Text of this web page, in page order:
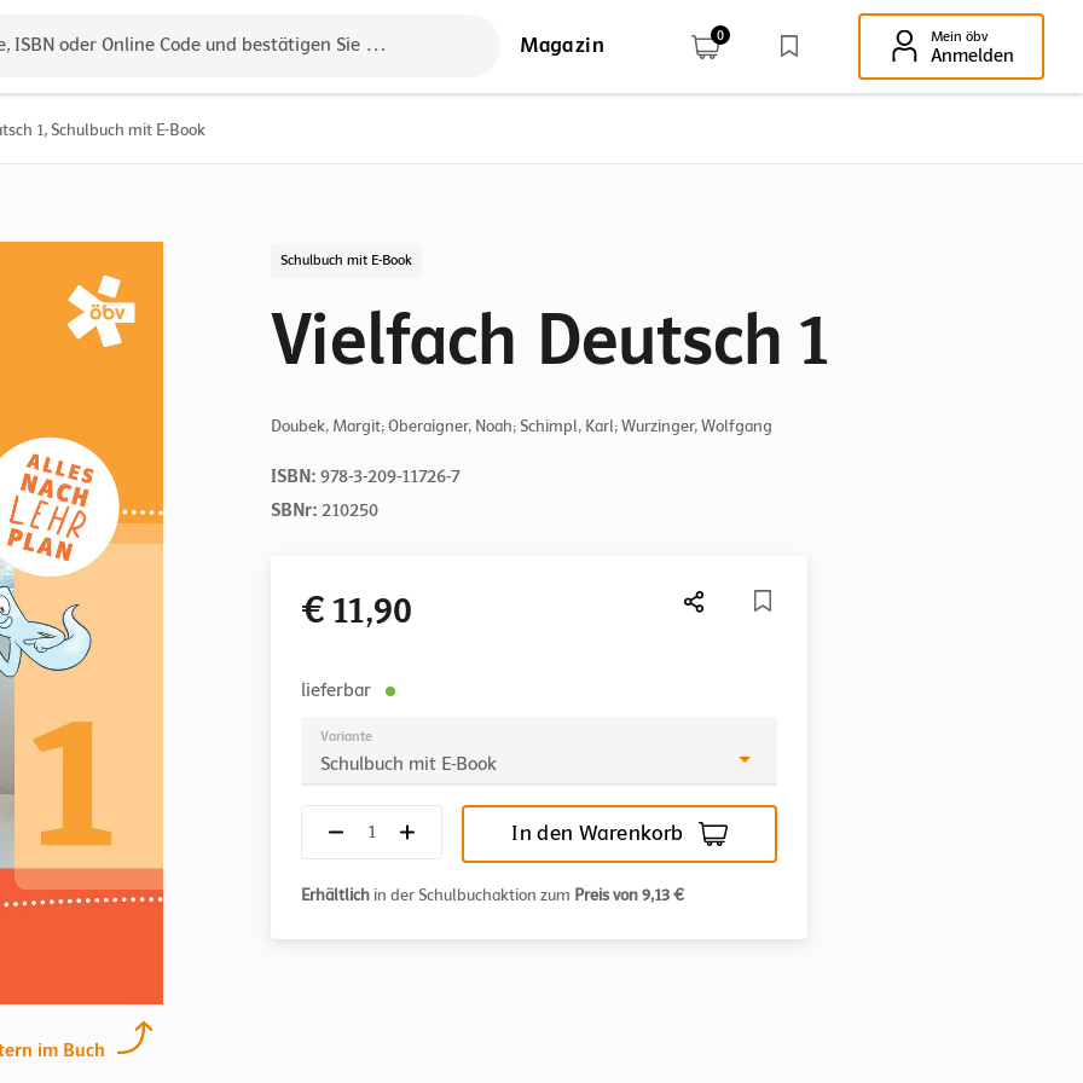
ISBN oder Online Code und bestätigen Sie das Ergebnis mit der Enter-Taste!
Magazin 0 Mein öbv
Anmelden
1, Schulbuch mit E-Book
im Buch
Schulbuch mit E-Book
Vielfach Deutsch 1
Doubek, Margit; Oberaigner, Noah; Schimpl, Karl; Wurzinger, Wolfgang
ISBN: 978-3-209-11726-7
SBNr: 210250
€ 11,90
lieferbar
Variante
Schulbuch mit E-Book
In den Warenkorb
Erhältlich in der Schulbuchaktion zum Preis von 9,13 €